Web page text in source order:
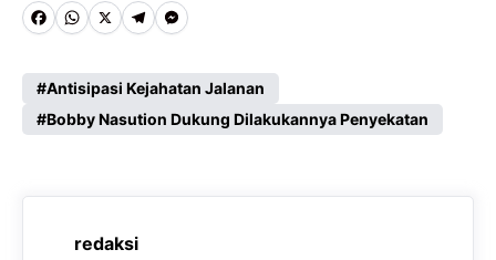
F
c
e
o
W
a
t
A
p
X T
l
e
r
a
M
s
s
n
Antisipasi Kejahatan Jalanan
Bobby Nasution Dukung Dilakukannya Penyekatan
redaksi